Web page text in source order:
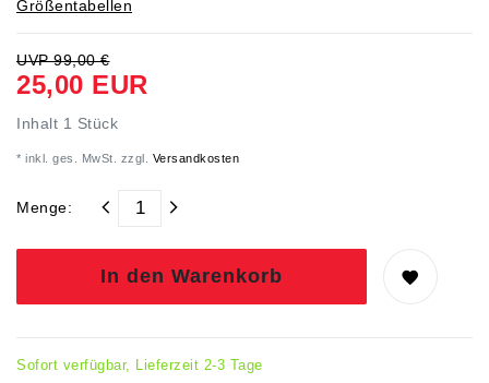
Größentabellen
UVP 99,00 €
25,00 EUR
Inhalt 1 Stück
* inkl. ges. MwSt. zzgl. Versandkosten
Menge:
In den Warenkorb
Sofort verfügbar, Lieferzeit 2-3 Tage